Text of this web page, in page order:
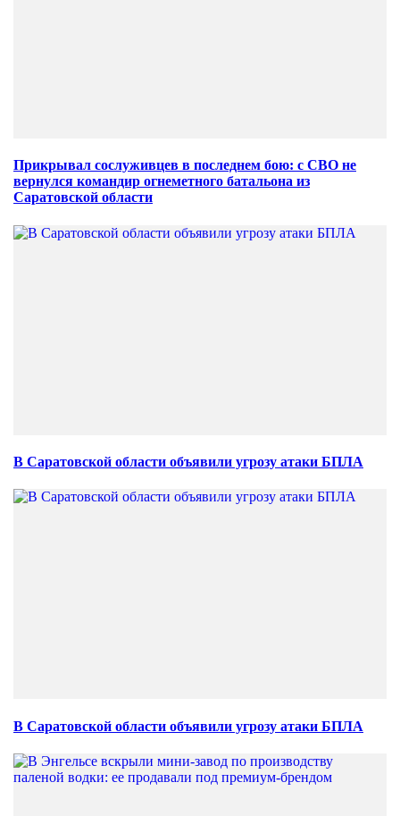
Прикрывал сослуживцев в последнем бою: с СВО не
вернулся командир огнеметного батальона из
Саратовской области
В Саратовской области объявили угрозу атаки БПЛА
В Саратовской области объявили угрозу атаки БПЛА